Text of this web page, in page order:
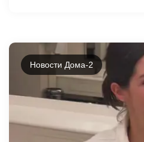
Новости Дома-2